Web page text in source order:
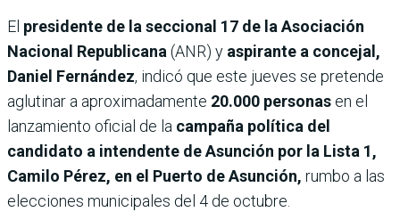
El presidente de la seccional 17 de la Asociación
Nacional Republicana(ANR) y aspirante a concejal,
Daniel Fernández, indicó que este jueves se pretende
aglutinar a aproximadamente 20.000 personas en el
lanzamiento oficial de la campaña política del
candidato a intendente de Asunción por la Lista 1,
Camilo Pérez, en el Puerto de Asunción, rumbo a las
elecciones municipales del 4 de octubre.